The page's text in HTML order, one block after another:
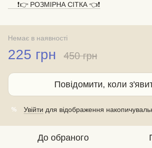
❗️👉 РОЗМІРНА СІТКА 👈❗️
Немає в наявності
225 грн 450 грн
Повідомити, коли
% Увійти для відображення
До обраного